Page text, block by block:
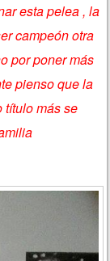
esta pelea , la
campeón otra
por poner más
pienso que la
título más se